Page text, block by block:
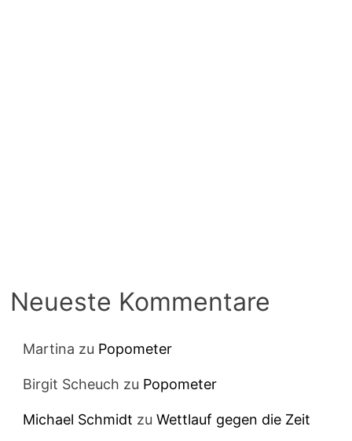
Neueste Kommentare
Martina zu Popometer
Birgit Scheuch zu Popometer
Michael Schmidt zuWettlauf gegen die Zeit